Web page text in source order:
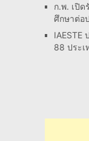
ก.พ. เปิ
ศึกษาต่อ
IAESTE
88 ประเ